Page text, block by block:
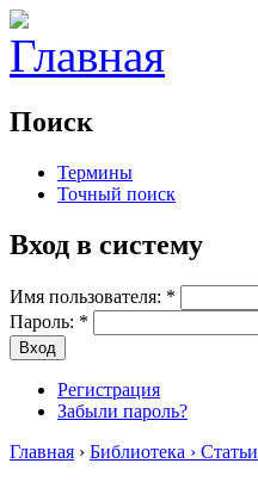
Поиск
Термины
Точный поиск
Вход в систему
Имя пользователя: *
Пароль: *
Регистрация
Забыли пароль?
Главная › Библиотека › Статьи